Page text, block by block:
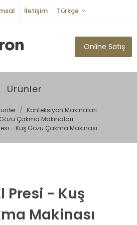
İletişim Türkçe
Online Satış
Ürünler
Konfeksiyon Makinaları
Çakma Makinaları
- Kuş Gözü Çakma Makinası
Presi - Kuş
Makinası